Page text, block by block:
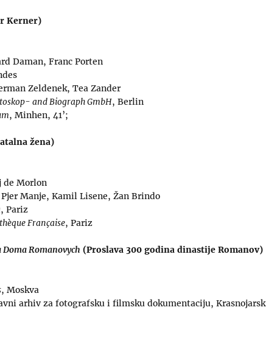
Kerner)
Daman, Franc Porten
Zeldenek, Tea Zander
and Biograph GmbH, Berlin
, Minhen, 41’;
žena)
de Morlon
Manje, Kamil Lisene, Žan Brindo
, Pariz
Française, Pariz
Romanovych (Proslava 300 godina dinastije Romanov)
, Moskva
arhiv za fotografsku i filmsku dokumentaciju, Krasnojarsk